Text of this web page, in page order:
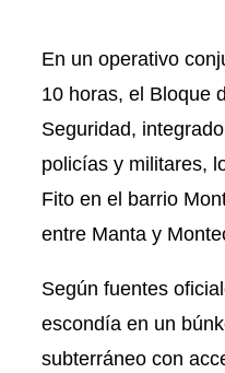
En un operativo
10 horas, el Bloque
Seguridad,
policías y militares,
Fito en el barrio
entre Manta y
Según fuentes
escondía en un
subterráneo con